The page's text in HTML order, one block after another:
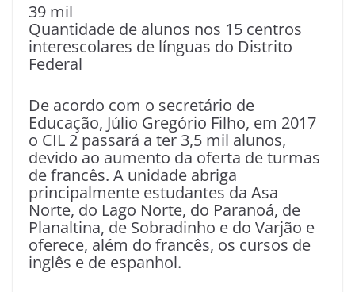
39 mil
Quantidade de alunos nos 15 centros
interescolares de línguas do Distrito
Federal
De acordo com o secretário de
Educação, Júlio Gregório Filho, em 2017
o CIL 2 passará a ter 3,5 mil alunos,
devido ao aumento da oferta de turmas
de francês. A unidade abriga
principalmente estudantes da Asa
Norte, do Lago Norte, do Paranoá, de
Planaltina, de Sobradinho e do Varjão e
oferece, além do francês, os cursos de
inglês e de espanhol.